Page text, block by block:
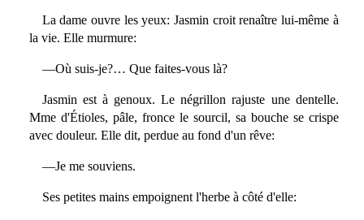
La dame ouvre les yeux: Jasmin croit renaître lui-même à
la vie. Elle murmure:
—Où suis-je?… Que faites-vous là?
Jasmin est à genoux. Le négrillon rajuste une dentelle.
Mme d'Étioles, pâle, fronce le sourcil, sa bouche se crispe
avec douleur. Elle dit, perdue au fond d'un rêve:
—Je me souviens.
Ses petites mains empoignent l'herbe à côté d'elle: